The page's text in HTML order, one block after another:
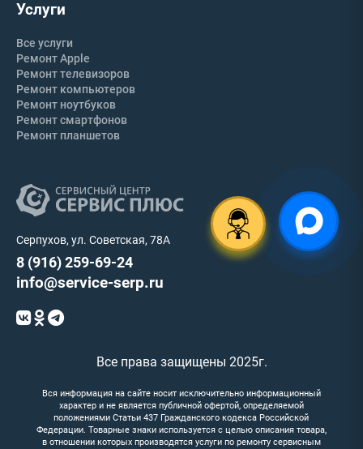
Серпухов, ул. Советская, 78А
8 (916) 259-69-24
info@service-serp.ru
Услуги
Все услуги
Ремонт Apple
Ремонт телевизоров
Ремонт компьютеров
Ремонт ноутбуков
Ремонт смартфонов
Ремонт планшетов
Все права защищены 2025г.
Вся информация на сайте носит исключительно информационный
характер и не является публичной офертой, определяемой
положениями Статьи 437 Гражданского кодекса Российской
Федерации. Товарные знаки используется с целью описания товара,
в отношении которых производятся услуги по ремонту сервисным